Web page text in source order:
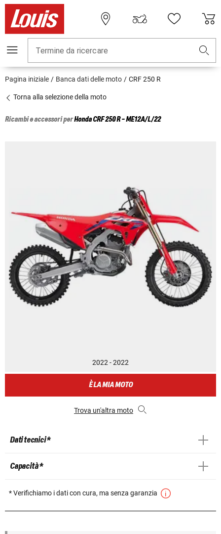
Termine da ricercare
Pagina iniziale Banca dati delle moto CRF 250 R
Torna alla selezione della moto
Ricambi e accessori perHondaCRF 250 R - ME12A/L/22
2022 - 2022
È LA MIA MOTO
Trova un'altra moto
Dati tecnici *
Capacità *
* Verifichiamo i dati con cura, ma senza garanzia